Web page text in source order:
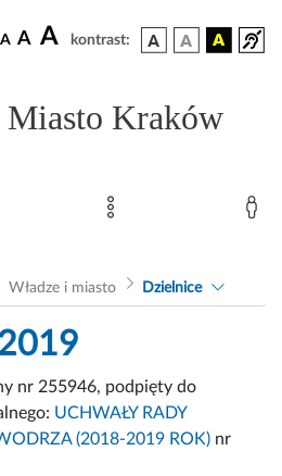
A A A kontrast:
Miasto Kraków
Władze i miasto Dzielnice
nr 255946, podpięty do
UCHWAŁY RADY
(2018-2019 ROK) nr